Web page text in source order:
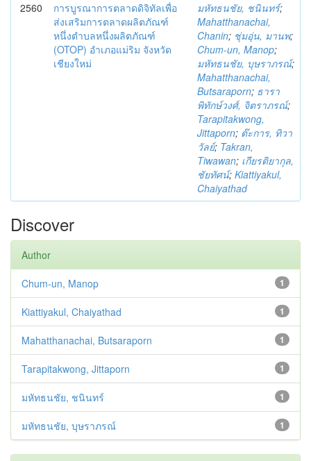
2560
การบูรณาการตลาดดิจิทัลเพื่อ
ส่งเสริมการตลาดผลิตภัณฑ์
หนึ่งตำบลหนึ่งผลิตภัณฑ์
(OTOP) อำเภอแม่ริม จังหวัด
เชียงใหม่
มหัทธนชัย, ชนินทร์;
Mahatthanachai,
Chanin; ชุ่มอุ่น, มานพ;
Chum-un, Manop;
มหัทธนชัย, บุษราภรณ์;
Mahatthanachai,
Butsaraporn; ธารา
พิทักษ์วงศ์, จิตราภรณ์;
Tarapitakwong,
Jittaporn; ต๊ะการ, ทิวา
วัลย์; Takran,
Tiwawan; เกียรติยากุล,
ชัยทัศน์; Kiattiyakul,
Chaiyathad
Discover
Author
1
Chum-un, Manop
1
Kiattiyakul, Chaiyathad
1
Mahatthanachai, Butsaraporn
1
Tarapitakwong, Jittaporn
1
มหัทธนชัย, ชนินทร์
1
มหัทธนชัย, บุษราภรณ์